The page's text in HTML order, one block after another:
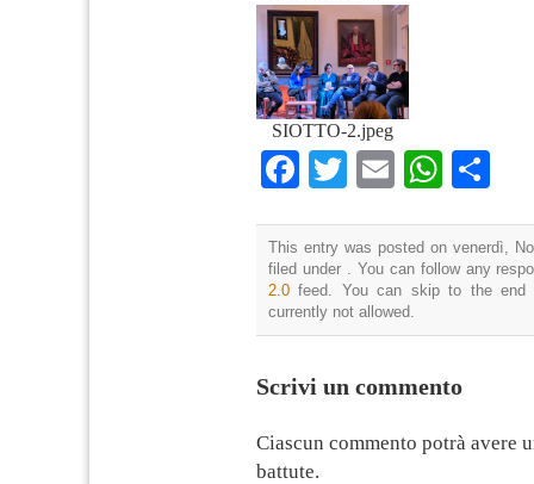
SIOTTO-2.jpeg
Facebook
TwitterEmail
This entry was posted on venerdì,
filed under . You can follow any
2.0 feed. You can skip to the end
currently not allowed.
Scrivi un commento
Ciascun commento potrà avere
battute.